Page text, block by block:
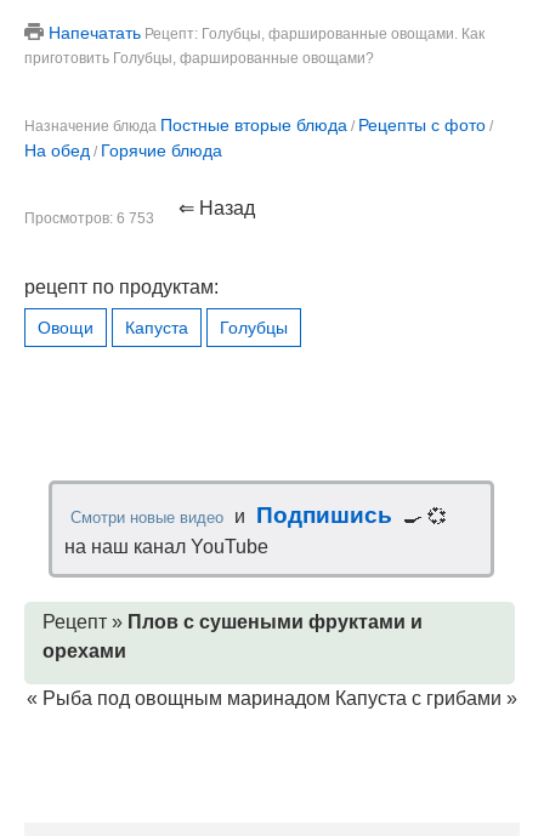
Напечатать Рецепт: Голубцы, фаршированные овощами. Как
приготовить Голубцы, фаршированные овощами?
Назначение блюда Постные вторые блюда / Рецепты с фото /
На обед / Горячие блюда
Просмотров: 6 753 ⇐ Назад
рецепт по продуктам:
Овощи Капуста Голубцы
Смотри новые видео и Подпишись
🍳 💞
на наш канал YouTube
Рецепт » Плов с сушеными фруктами и
орехами
« Рыба под овощным маринадом Капуста с грибами »